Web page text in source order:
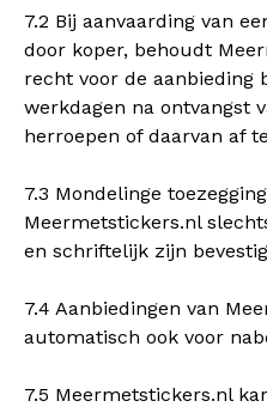
7.2 Bij aanvaarding van
door koper, behoudt
recht voor de aanbieding
werkdagen na ontvangst
herroepen of daarvan af
7.3 Mondelinge
Meermetstickers.nl
en schriftelijk zijn
7.4 Aanbiedingen van
automatisch ook voor
7.5 Meermetstickers.nl